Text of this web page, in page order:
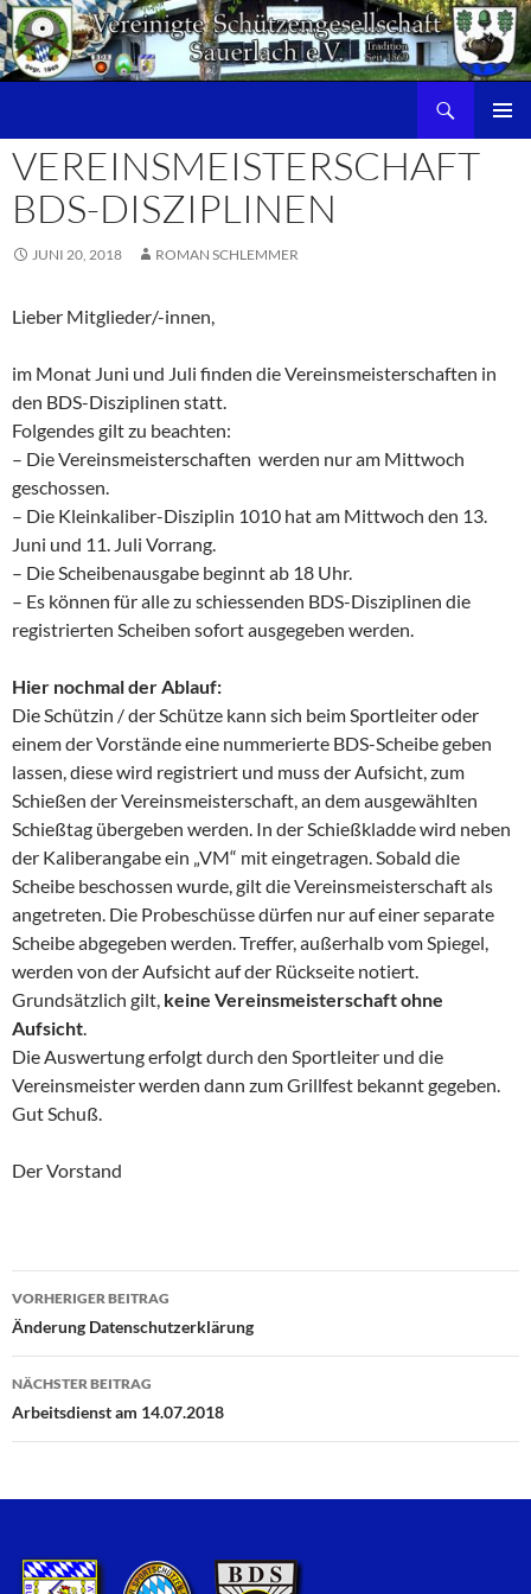
Zum
Inhalt
springen
VEREINSMEISTERSCHAFT
BDS-DISZIPLINEN
JUNI 20, 2018 ROMAN SCHLEMMER
Lieber Mitglieder/-innen,
im Monat Juni und Juli finden die Vereinsmeisterschaften in
den BDS-Disziplinen statt.
Folgendes gilt zu beachten:
– Die Vereinsmeisterschaften werden nur am Mittwoch
geschossen.
– Die Kleinkaliber-Disziplin 1010 hat am Mittwoch den 13.
Juni und 11. Juli Vorrang.
– Die Scheibenausgabe beginnt ab 18 Uhr.
– Es können für alle zu schiessenden BDS-Disziplinen die
registrierten Scheiben sofort ausgegeben werden.
Hier nochmal der Ablauf:
Die Schützin / der Schütze kann sich beim Sportleiter oder
einem der Vorstände eine nummerierte BDS-Scheibe geben
lassen, diese wird registriert und muss der Aufsicht, zum
Schießen der Vereins­meisterschaft, an dem ausgewählten
Schießtag übergeben werden. In der Schießkladde wird neben
der Kaliberangabe ein „VM“ mit eingetragen. Sobald die
Scheibe beschossen wurde, gilt die Vereins­meisterschaft als
angetreten. Die Probeschüsse dürfen nur auf einer separate
Scheibe abgegeben werden. Treffer, außerhalb vom Spiegel,
werden von der Aufsicht auf der Rückseite notiert.
Grundsätzlich gilt, keine Vereinsmeisterschaft ohne
Aufsicht.
Die Auswertung erfolgt durch den Sportleiter und die
Vereinsmeister werden dann zum Grillfest bekannt gegeben.
Gut Schuß.
Der Vorstand
Beitragsnavigation
VORHERIGER BEITRAG
Änderung Datenschutzerklärung
NÄCHSTER BEITRAG
Arbeitsdienst am 14.07.2018